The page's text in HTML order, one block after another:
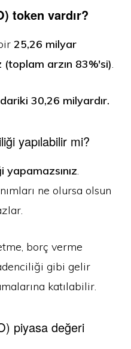
token vardır?
25,26 milyar
arzın 83%'si).
30,26 milyardır.
yapılabilir mi?
yapamazsınız.
ne olursa olsun
borç verme
gibi gelir
katılabilir.
piyasa değeri